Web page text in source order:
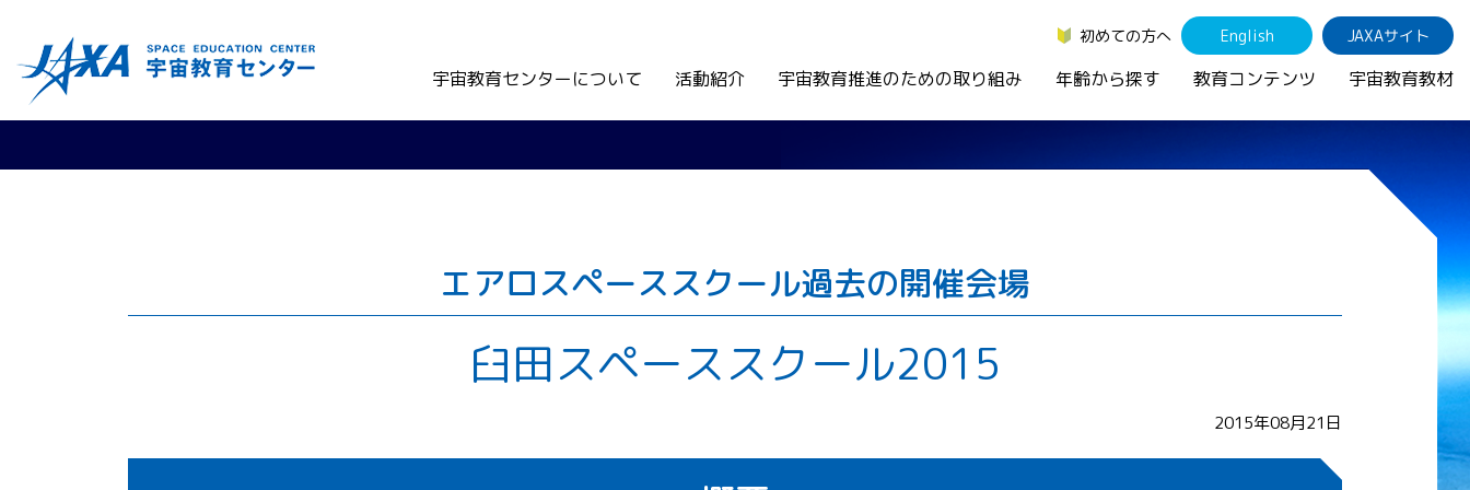
初めての方へ English JAXAサイト
宇宙教育センターについて 活動紹介 宇宙教育推進のための取り組み 年齢から探す 教育コンテンツ 宇宙教育教材
エアロスペーススクール過去の開催会場
臼田スペーススクール2015
2015年08月21日